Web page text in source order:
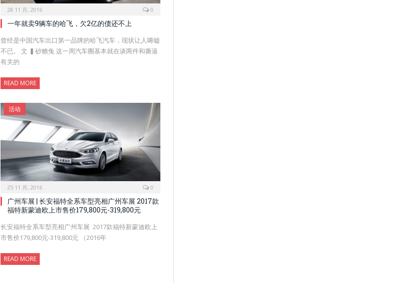
28 11 月, 2016 0
一年就卖9辆车的哈飞，欠2亿的债还不上
曾经是中国汽车出口第一品牌的哈飞汽车，现状让人唏嘘
不已。 文 ▍砂糖兔 这一周汽车圈基本就在谈两件和撕逼
有关的
READ MORE
活动
25 11 月, 2016 0
广州车展 | 长安福特全系车型亮相广州车展 2017款
福特新蒙迪欧上市售价179,800元-319,800元
长安福特全系车型亮相广州车展 2017款福特新蒙迪欧上
市售价179,800元-319,800元 （2016年
READ MORE